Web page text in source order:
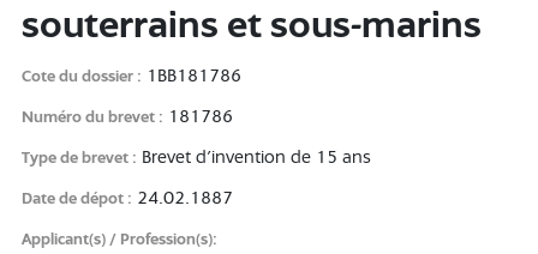
souterrains et sous-marins
Cote du dossier 1BB181786
Numéro du brevet 181786
Type de brevet Brevet d'invention de 15 ans
Date de dépot 24.02.1887
Applicant(s) / Profession(s)